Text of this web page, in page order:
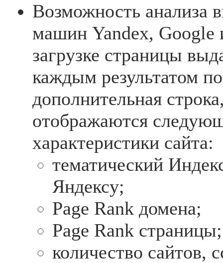
Возможность анализа
машин Yandex, Google
загрузке страницы
каждым результатом
дополнительная
отображаются
характеристики сайта:
тематический
Яндексу;
Page Rank домена;
Page Rank страницы;
количество сайтов,